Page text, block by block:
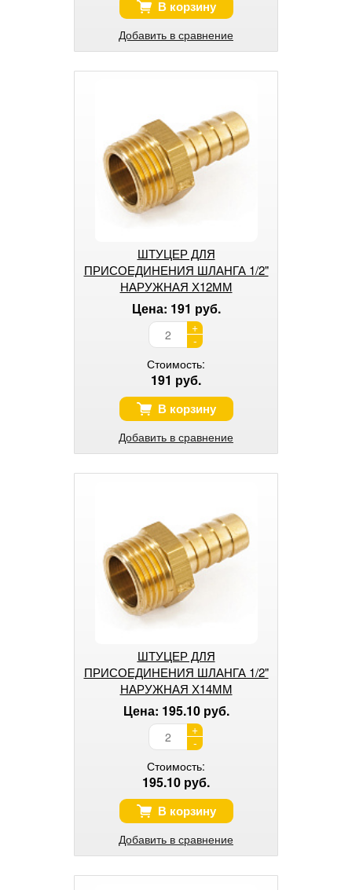
В корзину
Добавить в сравнение
ШТУЦЕР ДЛЯ
ПРИСОЕДИНЕНИЯ ШЛАНГА 1/2"
НАРУЖНАЯ Х12ММ
Цена: 191 руб.
+
-
Стоимость:
191 руб.
В корзину
Добавить в сравнение
ШТУЦЕР ДЛЯ
ПРИСОЕДИНЕНИЯ ШЛАНГА 1/2"
НАРУЖНАЯ Х14ММ
Цена: 195.10 руб.
+
-
Стоимость:
195.10 руб.
В корзину
Добавить в сравнение